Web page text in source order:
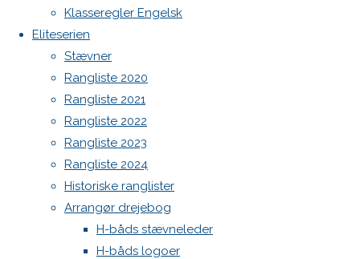
Klasseregler Engelsk
Eliteserien
Stævner
Rangliste 2020
Rangliste 2021
Rangliste 2022
Rangliste 2023
Rangliste 2024
Historiske ranglister
Arrangør drejebog
H-båds stævneleder
H-båds logoer
pixels
Verdens
klasse VM
Previous
image
Skriv
et
WordPress.org